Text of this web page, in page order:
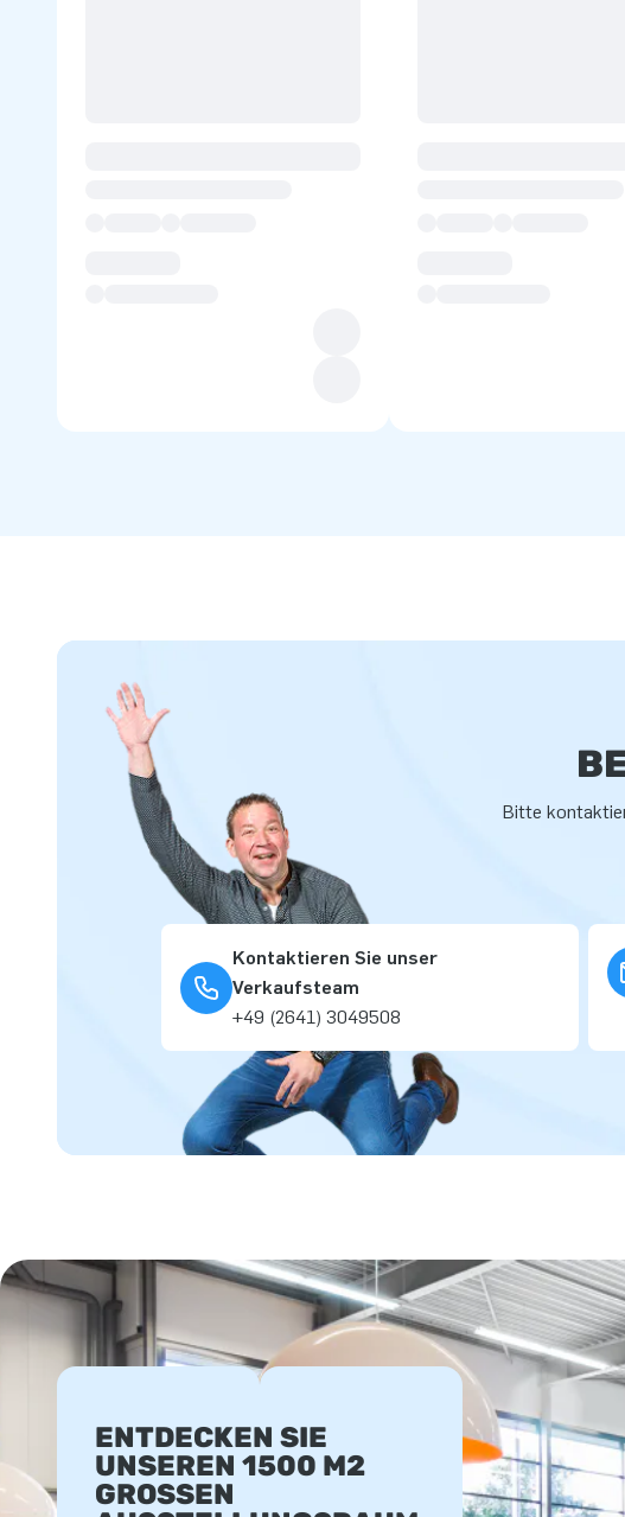
Bitte
Kontaktieren Sie unser
Verkaufsteam
+49 (2641) 3049508
ENTDECKEN SIE
UNSEREN 1500 M2
GROSSEN A